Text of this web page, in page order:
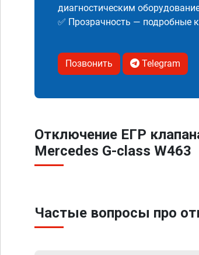
диагностическим
✅ Прозрачность — подробные
Позвонить Telegram
Отключение ЕГР
Mercedes G-class W463
Частые вопросы про